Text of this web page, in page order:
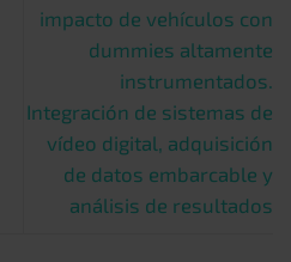
impacto de vehículos con
dummies altamente
instrumentados.
Integración de sistemas de
vídeo digital, adquisición
de datos embarcable y
análisis de resultados